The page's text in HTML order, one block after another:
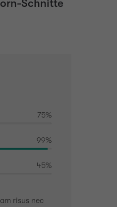
Schnitte
75%
99%
45%
risus nec